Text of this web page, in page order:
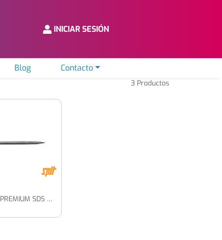
INICIAR SESIÓN
Blog Contacto
3 Productos
PUNTERO PREMIUM SDS MAX